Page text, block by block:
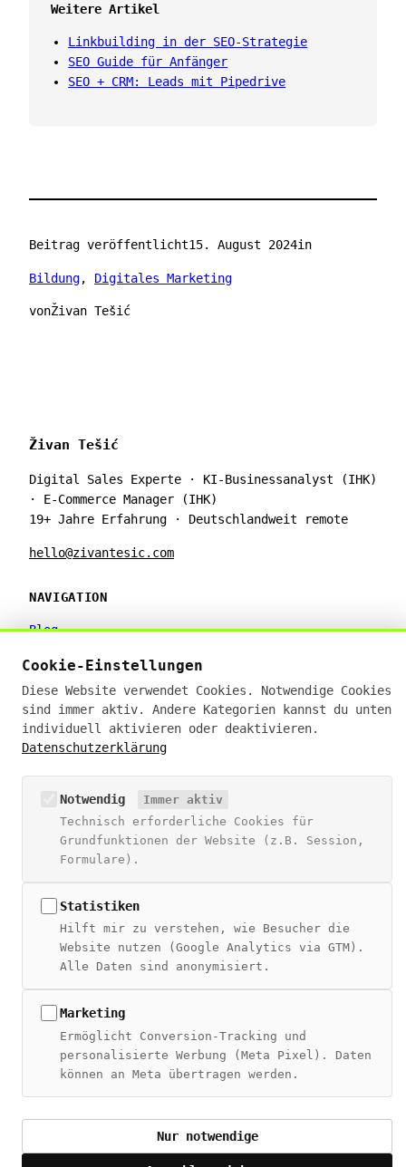
Weitere Artikel
Linkbuilding in der SEO-Strategie
SEO Guide für Anfänger
SEO + CRM: Leads mit Pipedrive
Beitrag veröffentlicht15. August 2024in
Bildung, Digitales Marketing
vonŽivan Tešić
Živan Tešić
Digital Sales Experte · KI-Businessanalyst (IHK)
· E-Commerce Manager (IHK)
19+ Jahre Erfahrung · Deutschlandweit remote
hello@zivantesic.com
NAVIGATION
Blog
Beratung
Digitales Wiki
THEMEN
AI Overviews
MCP Server
© 2026 Živan Tešić – Alle Rechte vorbehalten
Impressum · Datenschutz LinkedIn
Cookie-Einstellungen
Diese Website verwendet Cookies. Notwendige Cookies
sind immer aktiv. Andere Kategorien kannst du unten
individuell aktivieren oder deaktivieren.
Datenschutzerklärung
Notwendig
Immer aktiv
Technisch erforderliche Cookies für
Grundfunktionen der Website (z.B. Session,
Formulare).
Statistiken
Hilft mir zu verstehen, wie Besucher die
Website nutzen (Google Analytics via GTM).
Alle Daten sind anonymisiert.
Marketing
Ermöglicht Conversion-Tracking und
personalisierte Werbung (Meta Pixel). Daten
können an Meta übertragen werden.
Nur notwendige